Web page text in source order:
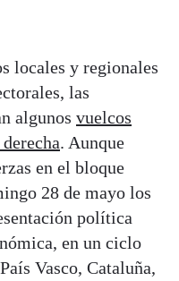
locales y regionales
las
algunos vuelcos
. Aunque
en el bloque
28 de mayo los
política
en un ciclo
Vasco, Cataluña,